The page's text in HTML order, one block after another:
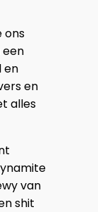
ons
een
en
en
alles
van
shit